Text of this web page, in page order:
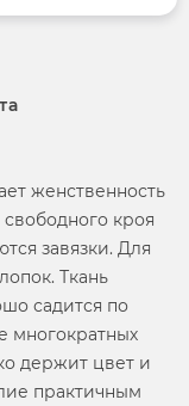
округлый
женственность
кроя
завязки. Для
Ткань
садится по
многократных
держит цвет и
практичным